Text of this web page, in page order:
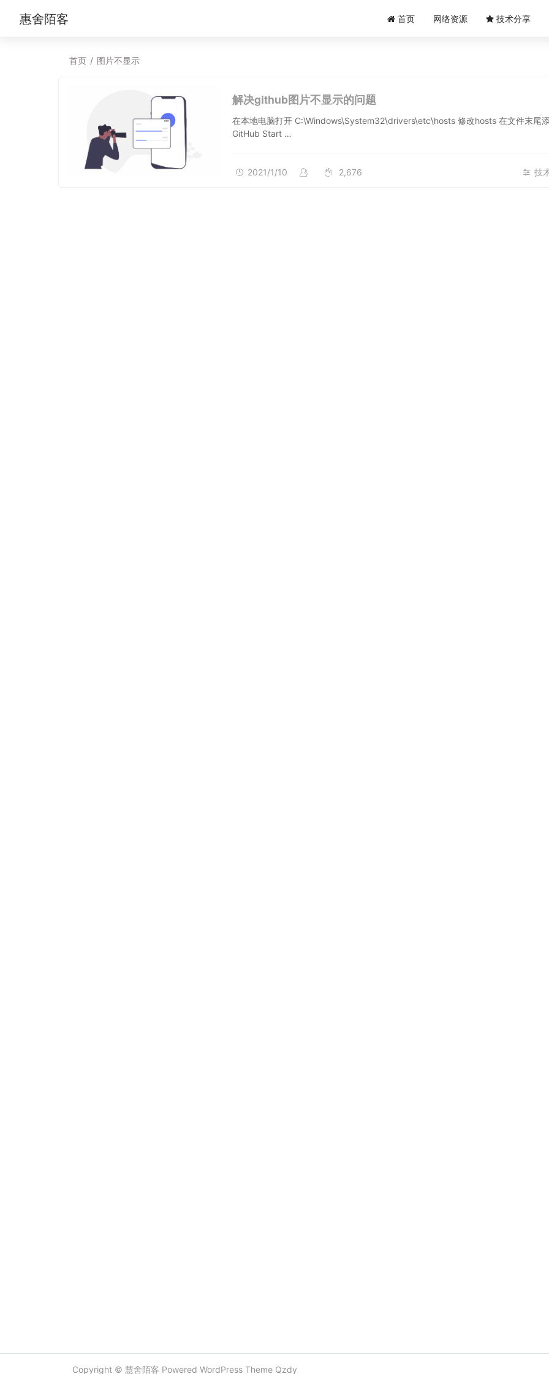
惠舍陌客 首页 网络资源 技术分享
首页 / 图片不显示
解决github图片不显示的问题
在本地电脑打开 C:\Windows\System32\drivers\etc\hosts 修改hosts 在文件末尾
GitHub Start …
技
2021/1/10 2,676
Copyright © 慧舍陌客 Powered WordPressTheme Qzdy